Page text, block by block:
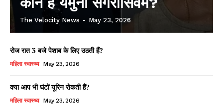
The Velocity News - May 23, 2026
रोज रात 3 बजे पेशाब के लिए उठती हैं?
महिला स्वास्थ्य May 23, 2026
क्या आप भी घंटों यूरिन रोकती हैं?
महिला स्वास्थ्य May 23, 2026